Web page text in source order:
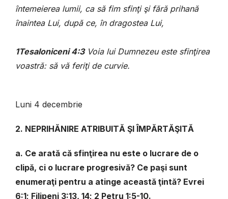
întemeierea lumii, ca să fim sfinţi şi fără prihană
înaintea Lui, după ce, în dragostea Lui,
1Tesaloniceni 4:3Voia lui Dumnezeu este sfinţirea
voastră: să vă feriţi de curvie.
Luni 4 decembrie
2. NEPRIHĂNIRE ATRIBUITĂ ŞI ÎMPĂRTĂŞITĂ
a. Ce arată că sfinţirea nu este o lucrare de o
clipă, ci o lucrare progresivă? Ce paşi sunt
enumeraţi pentru a atinge această ţintă? Evrei
6:1; Filipeni 3:13, 14; 2 Petru 1:5-10.